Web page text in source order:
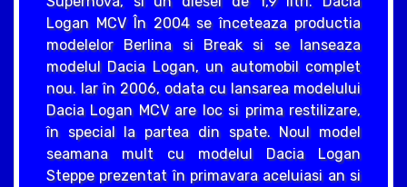
Logan MCV În 2004 se înceteaza productia
modelelor Berlina si Break si se lanseaza
modelul Dacia Logan, un automobil complet
nou. Iar în 2006, odata cu lansarea modelului
Dacia Logan MCV are loc si prima restilizare,
în special la partea din spate. Noul model
seamana mult cu modelul Dacia Logan
Steppe prezentat în primavara aceluiasi an si